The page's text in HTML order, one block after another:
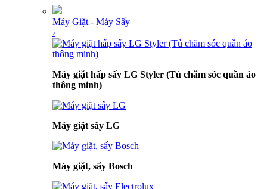
Máy Giặt - Máy Sấy
›
Máy giặt hấp sấy LG Styler (Tủ chăm sóc quần áo
thông minh)
Máy giặt sấy LG
Máy giặt, sấy Bosch